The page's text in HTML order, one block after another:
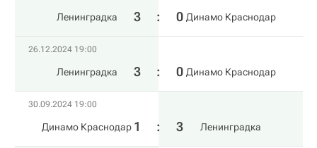
Ленинградка 3 : 0 Динамо Краснодар
26.12.2024 19:00
Ленинградка 3 : 0 Динамо Краснодар
30.09.2024 19:00
Динамо Краснодар 1 : 3 Ленинградка